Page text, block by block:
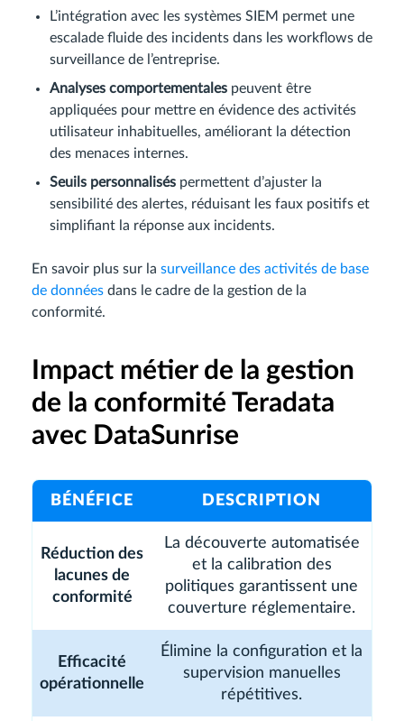
L’intégration avec les systèmes SIEM permet une
escalade fluide des incidents dans les workflows de
surveillance de l’entreprise.
Analyses comportementales peuvent être
appliquées pour mettre en évidence des activités
utilisateur inhabituelles, améliorant la détection
des menaces internes.
Seuils personnalisés permettent d’ajuster la
sensibilité des alertes, réduisant les faux positifs et
simplifiant la réponse aux incidents.
En savoir plus sur la surveillance des activités de base
de données dans le cadre de la gestion de la
conformité.
Impact métier de la gestion
de la conformité Teradata
avec DataSunrise
BÉNÉFICE DESCRIPTION
Réduction des
lacunes de
conformité
La découverte automatisée
et la calibration des
politiques garantissent une
couverture réglementaire.
Efficacité
opérationnelle
Élimine la configuration et la
supervision manuelles
répétitives.